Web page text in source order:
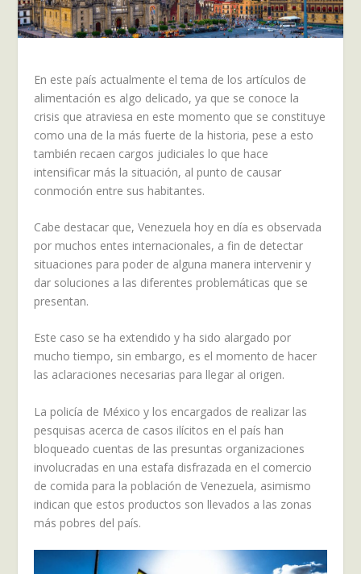
En este país actualmente el tema de los artículos de
alimentación es algo delicado, ya que se conoce la
crisis que atraviesa en este momento que se constituye
como una de la más fuerte de la historia, pese a esto
también recaen cargos judiciales lo que hace
intensificar más la situación, al punto de causar
conmoción entre sus habitantes.
Cabe destacar que, Venezuela hoy en día es observada
por muchos entes internacionales, a fin de detectar
situaciones para poder de alguna manera intervenir y
dar soluciones a las diferentes problemáticas que se
presentan.
Este caso se ha extendido y ha sido alargado por
mucho tiempo, sin embargo, es el momento de hacer
las aclaraciones necesarias para llegar al origen.
La policía de México y los encargados de realizar las
pesquisas acerca de casos ilícitos en el país han
bloqueado cuentas de las presuntas organizaciones
involucradas en una estafa disfrazada en el comercio
de comida para la población de Venezuela, asimismo
indican que estos productos son llevados a las zonas
más pobres del país.